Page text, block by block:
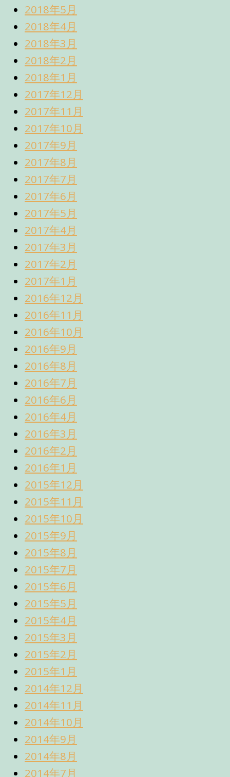
2018年5月
2018年4月
2018年3月
2018年2月
2018年1月
2017年12月
2017年11月
2017年10月
2017年9月
2017年8月
2017年7月
2017年6月
2017年5月
2017年4月
2017年3月
2017年2月
2017年1月
2016年12月
2016年11月
2016年10月
2016年9月
2016年8月
2016年7月
2016年6月
2016年4月
2016年3月
2016年2月
2016年1月
2015年12月
2015年11月
2015年10月
2015年9月
2015年8月
2015年7月
2015年6月
2015年5月
2015年4月
2015年3月
2015年2月
2015年1月
2014年12月
2014年11月
2014年10月
2014年9月
2014年8月
2014年7月